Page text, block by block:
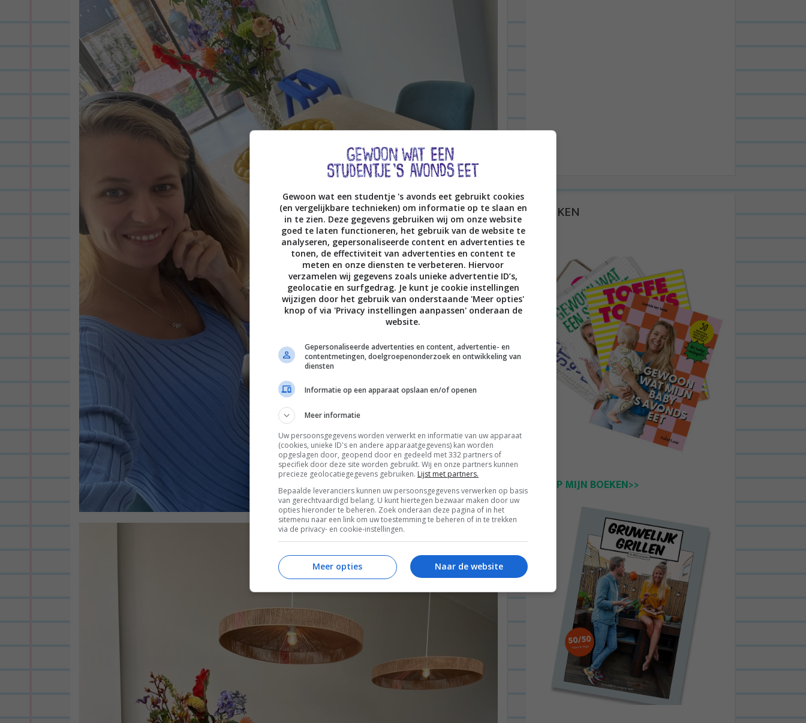
BOEKEN
KOOP MIJN BOEKEN>>
Gewoon wat een studentje 's avonds eet gebruikt cookies
(en vergelijkbare technieken) om informatie op te slaan en
in te zien. Deze gegevens gebruiken wij om onze website
goed te laten functioneren, het gebruik van de website te
analyseren, gepersonaliseerde content en advertenties te
tonen, de effectiviteit van advertenties en content te
meten en onze diensten te verbeteren. Hiervoor
verzamelen wij gegevens zoals unieke advertentie ID’s,
geolocatie en surfgedrag. Je kunt je cookie instellingen
wijzigen door het gebruik van onderstaande 'Meer opties'
knop of via 'Privacy instellingen aanpassen' onderaan de
website.
Gepersonaliseerde advertenties en content, advertentie- en
contentmetingen, doelgroepenonderzoek en ontwikkeling van
diensten
Informatie op een apparaat opslaan en/of openen
Meer informatie
Uw persoonsgegevens worden verwerkt en informatie van uw apparaat
(cookies, unieke ID's en andere apparaatgegevens) kan worden
opgeslagen door, geopend door en gedeeld met 332 partners of
specifiek door deze site worden gebruikt. Wij en onze partners kunnen
precieze geolocatiegegevens gebruiken. Lijst met partners.
Bepaalde leveranciers kunnen uw persoonsgegevens verwerken op basis
van gerechtvaardigd belang. U kunt hiertegen bezwaar maken door uw
opties hieronder te beheren. Zoek onderaan deze pagina of in het
sitemenu naar een link om uw toestemming te beheren of in te trekken
via de privacy- en cookie-instellingen.
Naar de website
Meer opties